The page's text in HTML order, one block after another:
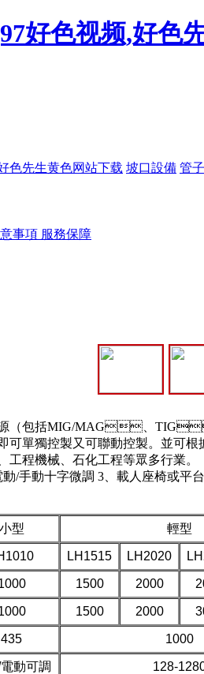
好色视频,好色
色先生黄色网站下载 坡口設備 管
事項 服務保障
電源（包括MIG/MAG、
單獨控製又可聯動控製。並可根
、工程機械、石化工程等眾多行業。
/手動十字微調 3、載人座椅或平台
小型 輕型
LH1515 LH2020
1500 2000
1500 2000
435 1000
動可調 128-